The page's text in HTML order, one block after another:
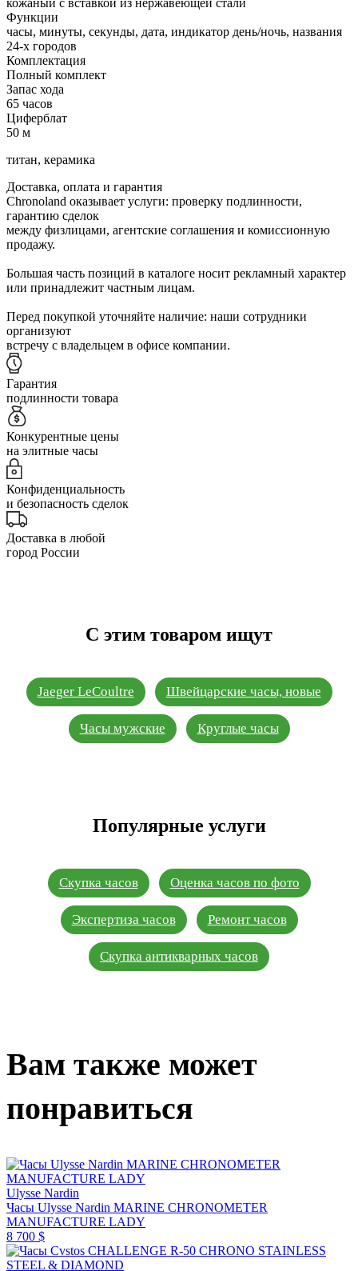
Функции
часы, минуты, секунды, дата, индикатор день/ночь, названия
24-х городов
Комплектация
Полный комплект
Запас хода
65 часов
Циферблат
50 м
титан, керамика
Доставка, оплата и гарантия
Chronoland оказывает услуги: проверку подлинности,
гарантию сделок
между физлицами, агентские соглашения и комиссионную
продажу.
Большая часть позиций в каталоге носит рекламный характер
или принадлежит частным лицам.
Перед покупкой уточняйте наличие: наши сотрудники
организуют
встречу с владельцем в офисе компании.
Гарантия
подлинности товара
Конкурентные цены
на элитные часы
Конфиденциальность
и безопасность сделок
Доставка в любой
город России
С этим товаром ищут
Jaeger LeCoultre Швейцарские часы, новые
Часы мужские Круглые часы
Популярные услуги
Скупка часов Оценка часов по фото
Экспертиза часов Ремонт часов
Скупка антикварных часов
Вам также может
понравиться
Ulysse Nardin
Часы Ulysse Nardin MARINE CHRONOMETER
MANUFACTURE LADY
8 700 $